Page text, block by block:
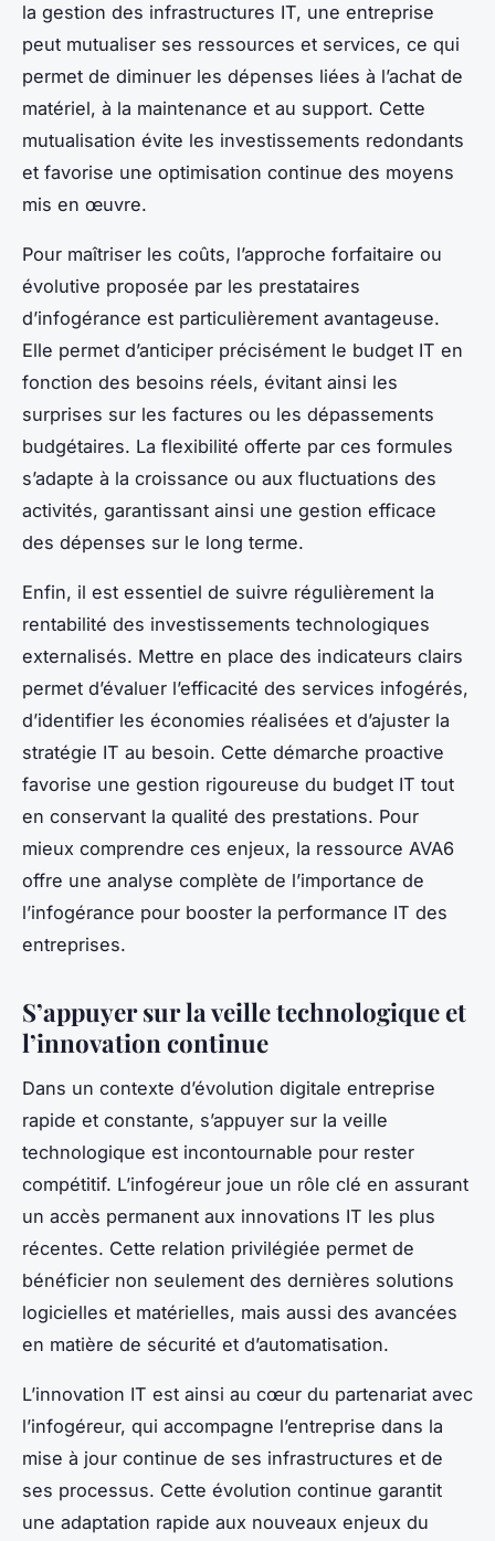
la gestion des infrastructures IT, une entreprise
peut mutualiser ses ressources et services, ce qui
permet de diminuer les dépenses liées à l’achat de
matériel, à la maintenance et au support. Cette
mutualisation évite les investissements redondants
et favorise une optimisation continue des moyens
mis en œuvre.
Pour maîtriser les coûts, l’approche forfaitaire ou
évolutive proposée par les prestataires
d’infogérance est particulièrement avantageuse.
Elle permet d’anticiper précisément le budget IT en
fonction des besoins réels, évitant ainsi les
surprises sur les factures ou les dépassements
budgétaires. La flexibilité offerte par ces formules
s’adapte à la croissance ou aux fluctuations des
activités, garantissant ainsi une gestion efficace
des dépenses sur le long terme.
Enfin, il est essentiel de suivre régulièrement la
rentabilité des investissements technologiques
externalisés. Mettre en place des indicateurs clairs
permet d’évaluer l’efficacité des services infogérés,
d’identifier les économies réalisées et d’ajuster la
stratégie IT au besoin. Cette démarche proactive
favorise une gestion rigoureuse du budget IT tout
en conservant la qualité des prestations. Pour
mieux comprendre ces enjeux, la ressource AVA6
offre une analyse complète de l’importance de
l’infogérance pour booster la performance IT des
entreprises.
S’appuyer sur la veille technologique et
l’innovation continue
Dans un contexte d’évolution digitale entreprise
rapide et constante, s’appuyer sur la veille
technologique est incontournable pour rester
compétitif. L’infogéreur joue un rôle clé en assurant
un accès permanent aux innovations IT les plus
récentes. Cette relation privilégiée permet de
bénéficier non seulement des dernières solutions
logicielles et matérielles, mais aussi des avancées
en matière de sécurité et d’automatisation.
L’innovation IT est ainsi au cœur du partenariat avec
l’infogéreur, qui accompagne l’entreprise dans la
mise à jour continue de ses infrastructures et de
ses processus. Cette évolution continue garantit
une adaptation rapide aux nouveaux enjeux du